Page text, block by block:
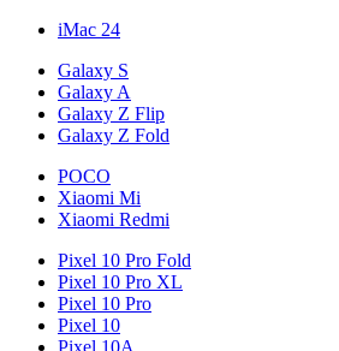
iMac 24
Galaxy S
Galaxy A
Galaxy Z Flip
Galaxy Z Fold
POCO
Xiaomi Mi
Xiaomi Redmi
Pixel 10 Pro Fold
Pixel 10 Pro XL
Pixel 10 Pro
Pixel 10
Pixel 10A